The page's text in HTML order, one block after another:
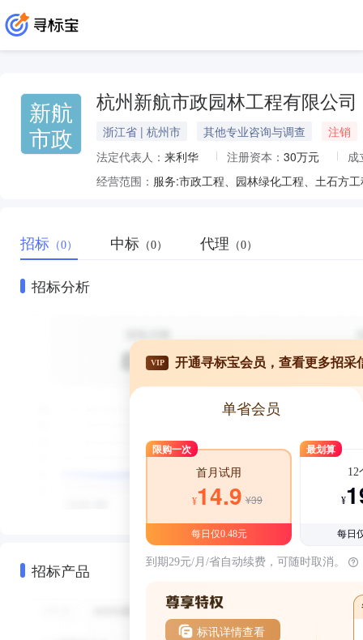
新航
市政
杭州新航市政园林工程有限公司
浙江省 | 杭州市 其他专业咨询与调查
注销
法定代表人： 来利华 注册资本： 30万元
成
经营范围：
招标 （0） 中标 （0） 代理 （0）
招标分析
招标产品
VIP 开通寻标宝会员，查看更多招采
单省会员
限购一次
首月试用
¥14.9 ¥39
每日仅0.48元
最划算
12
¥
每日
到期29元/月/省自动续费，可随时取消。
标讯详情查看